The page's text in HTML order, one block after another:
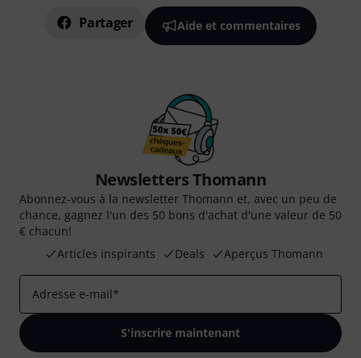
Partager Aide et commentaires
Newsletters Thomann
Abonnez-vous à la newsletter Thomann et, avec un peu de
chance, gagnez l'un des 50 bons d'achat d'une valeur de 50
€ chacun!
Articles inspirants
Deals Aperçus Thomann
Adresse e-mail*
S'inscrire maintenant